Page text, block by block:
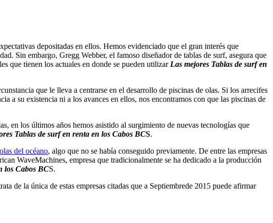
depositadas en ellos. Hemos evidenciado que el gran interés que
Sin embargo, Gregg Webber, el famoso diseñador de tablas de surf, asegura que
que tienen los actuales en donde se pueden utilizar Las mejores Tablas de surf en
que le lleva a centrarse en el desarrollo de piscinas de olas. Si los arrecifes
a su existencia ni a los avances en ellos, nos encontramos con que las piscinas de
en los últimos años hemos asistido al surgimiento de nuevas tecnologías que
Tablas de surf en renta en los Cabos BCS.
olas del océano, algo que no se había conseguido previamente. De entre las empresas
WaveMachines, empresa que tradicionalmente se ha dedicado a la producción
los Cabos BCS.
de la única de estas empresas citadas que a Septiembrede 2015 puede afirmar